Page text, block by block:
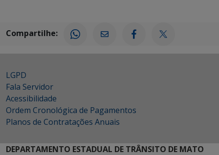
Compartilhe:
LGPD
Fala Servidor
Acessibilidade
Ordem Cronológica de Pagamentos
Planos de Contratações Anuais
DEPARTAMENTO ESTADUAL DE TRÂNSITO DE MATO